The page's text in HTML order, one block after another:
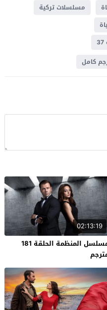
مسلسلات تركية
كامل
02:13:19
مسلسل المنظمة الحلقة 181